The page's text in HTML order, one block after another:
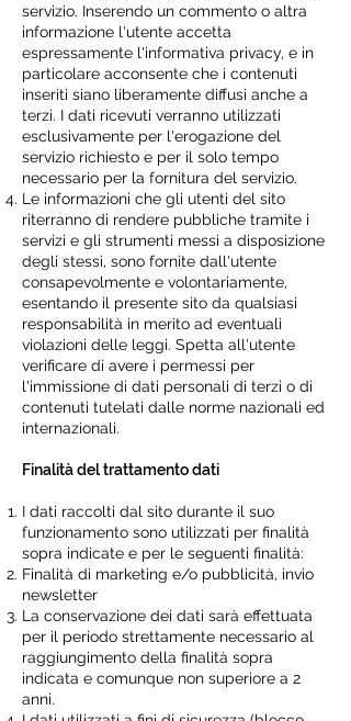
servizio. Inserendo un commento o altra
informazione l'utente accetta
espressamente l'informativa privacy, e in
particolare acconsente che i contenuti
inseriti siano liberamente diffusi anche a
terzi. I dati ricevuti verranno utilizzati
esclusivamente per l'erogazione del
servizio richiesto e per il solo tempo
necessario per la fornitura del servizio.
Le informazioni che gli utenti del sito
riterranno di rendere pubbliche tramite i
servizi e gli strumenti messi a disposizione
degli stessi, sono fornite dall'utente
consapevolmente e volontariamente,
esentando il presente sito da qualsiasi
responsabilità in merito ad eventuali
violazioni delle leggi. Spetta all'utente
verificare di avere i permessi per
l'immissione di dati personali di terzi o di
contenuti tutelati dalle norme nazionali ed
internazionali.
Finalità del trattamento dati
I dati raccolti dal sito durante il suo
funzionamento sono utilizzati per finalità
sopra indicate e per le seguenti finalità:
Finalità di marketing e/o pubblicità, invio
newsletter
La conservazione dei dati sarà effettuata
per il periodo strettamente necessario al
raggiungimento della finalità sopra
indicata e comunque non superiore a 2
anni.